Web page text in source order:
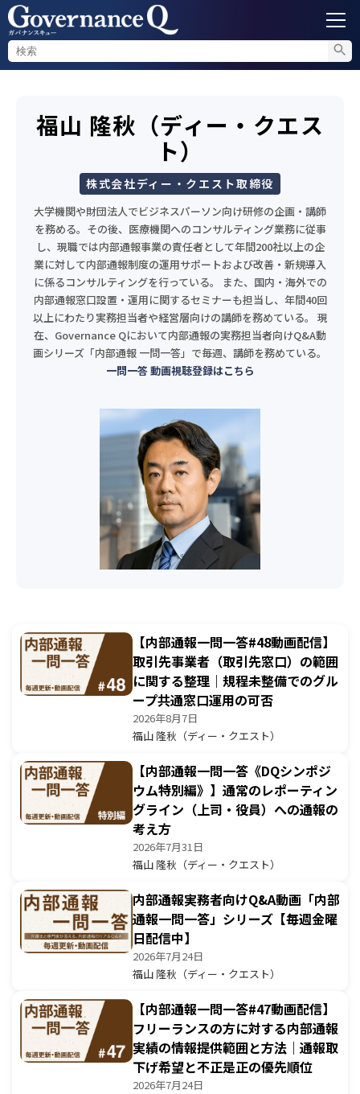
内部通報
コンプライアンス調査
不正対策
セミナー情報
福山 隆秋（ディー・クエス
ト）
株式会社ディー・クエスト取締役
大学機関や財団法人でビジネスパーソン向け研修の企画・講師
を務める。その後、医療機関へのコンサルティング業務に従事
し、現職では内部通報事業の責任者として年間200社以上の企
業に対して内部通報制度の運用サポートおよび改善・新規導入
に係るコンサルティングを行っている。 また、国内・海外での
内部通報窓口設置・運用に関するセミナーも担当し、年間40回
以上にわたり実務担当者や経営層向けの講師を務めている。 現
在、Governance Qにおいて内部通報の実務担当者向けQ&A動
画シリーズ「内部通報 一問一答」で毎週、講師を務めている。
一問一答 動画視聴登録はこちら
【内部通報一問一答#48動画配信】
取引先事業者（取引先窓口）の範囲
に関する整理｜規程未整備でのグル
ープ共通窓口運用の可否
2026年8月7日
福山 隆秋（ディー・クエスト）
【内部通報一問一答《DQシンポジ
ウム特別編》】通常のレポーティン
グライン（上司・役員）への通報の
考え方
2026年7月31日
福山 隆秋（ディー・クエスト）
内部通報実務者向けQ&A動画「内部
通報一問一答」シリーズ【毎週金曜
日配信中】
2026年7月24日
福山 隆秋（ディー・クエスト）
【内部通報一問一答#47動画配信】
フリーランスの方に対する内部通報
実績の情報提供範囲と方法｜通報取
下げ希望と不正是正の優先順位
2026年7月24日